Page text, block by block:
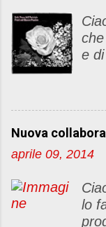
c
o
m
m
t
o
e
Nuova
aprile 09, 2014
lo